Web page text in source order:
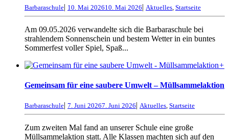
Barbaraschule| 10. Mai 202610. Mai 2026| Aktuelles Startseite
Am 09.05.2026 verwandelte sich die Barbaraschule bei
strahlendem Sonnenschein und bestem Wetter in ein buntes
Sommerfest voller Spiel, Spaß...
+
Gemeinsam für eine saubere Umwelt – Müllsammelaktion
Barbaraschule 7. Juni 20267. Juni 2026 Aktuelles, Startseite
Zum zweiten Mal fand an unserer Schule eine große
Müllsammelaktion statt. Alle Klassen machten sich auf den